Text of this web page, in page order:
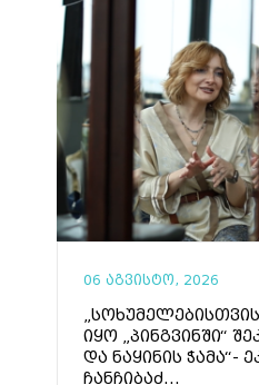
06 აგვისტო, 2026
იყო „პინგვინში“
და ნაყინის ჭამა“-
ჩანჩიბაძ...